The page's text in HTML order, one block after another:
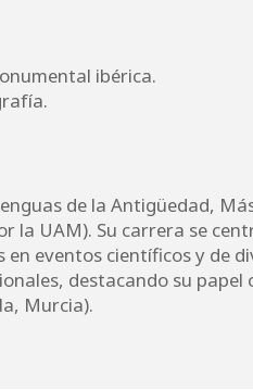
ibérica.
de la Antigüedad,
la UAM). Su carrera se
eventos científicos y de
destacando su
Murcia).